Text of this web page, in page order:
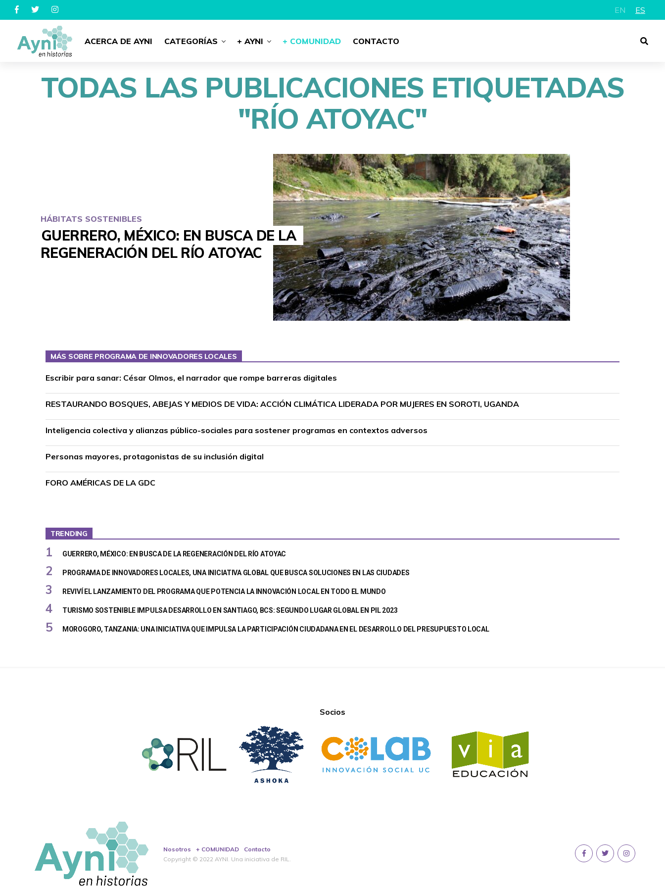
EN ES
ACERCA DE AYNI CATEGORÍAS + AYNI + COMUNIDAD CONTACTO
TODAS LAS PUBLICACIONES ETIQUETADAS
"RÍO ATOYAC"
HÁBITATS SOSTENIBLES
GUERRERO, MÉXICO: EN BUSCA DE LA
REGENERACIÓN DEL RÍO ATOYAC
MÁS SOBRE PROGRAMA DE INNOVADORES LOCALES
Escribir para sanar: César Olmos, el narrador que rompe barreras digitales
RESTAURANDO BOSQUES, ABEJAS Y MEDIOS DE VIDA: ACCIÓN CLIMÁTICA LIDERADA POR MUJERES EN SOROTI, UGANDA
Inteligencia colectiva y alianzas público-sociales para sostener programas en contextos adversos
Personas mayores, protagonistas de su inclusión digital
FORO AMÉRICAS DE LA GDC
TRENDING
GUERRERO, MÉXICO: EN BUSCA DE LA REGENERACIÓN DEL RÍO ATOYAC
PROGRAMA DE INNOVADORES LOCALES, UNA INICIATIVA GLOBAL QUE BUSCA SOLUCIONES EN LAS CIUDADES
REVIVÍ EL LANZAMIENTO DEL PROGRAMA QUE POTENCIA LA INNOVACIÓN LOCAL EN TODO EL MUNDO
TURISMO SOSTENIBLE IMPULSA DESARROLLO EN SANTIAGO, BCS: SEGUNDO LUGAR GLOBAL EN PIL 2023
MOROGORO, TANZANIA: UNA INICIATIVA QUE IMPULSA LA PARTICIPACIÓN CIUDADANA EN EL DESARROLLO DEL PRESUPUESTO LOCAL
Socios
Nosotros + COMUNIDAD
Contacto
Copyright © 2022 AYNI. Una iniciativa de RIL.